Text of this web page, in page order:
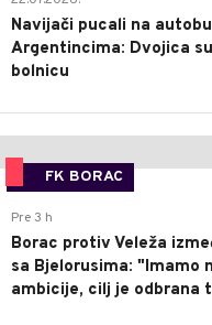
Navijači pucali na
Argentincima: Dvojica
bolnicu
FK BORAC
Pre 3 h
Borac protiv Veleža
sa Bjelorusima: "Imamo
ambicije, cilj je odbrana